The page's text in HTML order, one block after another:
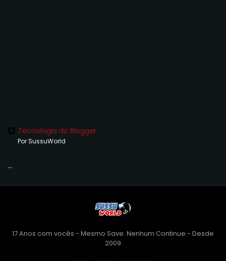
Tecnologia do Blogger
Por SussuWorld
...
17 Anos com vocês - Mesmo Save. Nenhum Continue - Desde
2009